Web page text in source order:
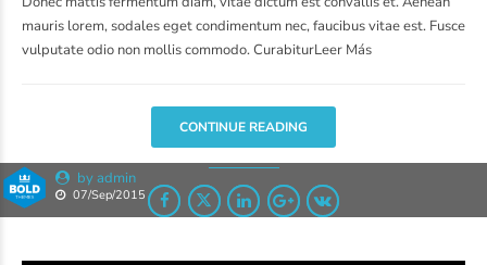
by admin
07/Sep/2015
mauris lorem, sodales eget condimentum nec, faucibus vitae est. Fusce
vulputate odio non mollis commodo. CurabiturLeer Más
CONTINUE READING